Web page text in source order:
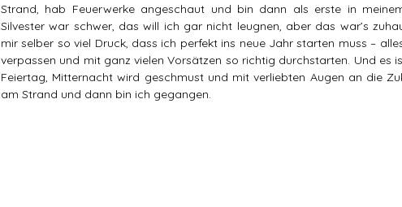
Strand, hab Feuerwerke angeschaut und bin dann als erste in
Silvester war schwer, das will ich gar nicht leugnen, aber das war’s
mir selber so viel Druck, dass ich perfekt ins neue Jahr starten muss –
verpassen und mit ganz vielen Vorsätzen so richtig durchstarten. Und es
Feiertag, Mitternacht wird geschmust und mit verliebten Augen an die
am Strand und dann bin ich gegangen.